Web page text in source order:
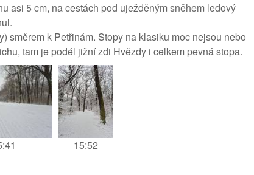
asi 5 cm, na cestách pod uježděným sněhem ledový
směrem k Petřinám. Stopy na klasiku moc nejsou nebo
tam je podél jižní zdi Hvězdy i celkem pevná stopa.
15:52